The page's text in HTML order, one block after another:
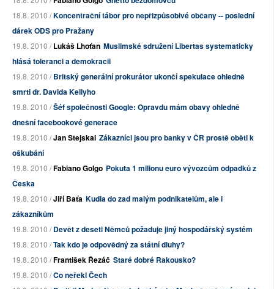
18.8. 2010 /Koncentrační tábor pro nepřizpůsobivé občany -- poslední
dárek ODS pro Pražany
19.8. 2010 /Lukáš Lhoťan Muslimské sdružení Libertas systematicky
hlásá toleranci a demokracii
19.8. 2010 /Britský generální prokurátor ukončí spekulace ohledně
smrti dr. Davida Kellyho
19.8. 2010 /Šéf společnosti Google: Opravdu mám obavy ohledně
dnešní facebookové generace
19.8. 2010 /Jan Stejskal Zákazníci jsou pro banky v ČR prostě oběti k
oškubání
19.8. 2010 /Fabiano Golgo Pokuta 1 milionu euro vývozcům odpadků z
Česka
19.8. 2010 /Jiří Baťa Kudla do zad malým podnikatelům, ale i
zákazníkům
19.8. 2010 /Devět z deseti Němců požaduje jiný hospodářský systém
19.8. 2010 /Tak kdo je odpovědný za státní dluhy?
19.8. 2010 /František Řezáč Staré dobré Rakousko?
19.8. 2010 /Co neřekl Čech